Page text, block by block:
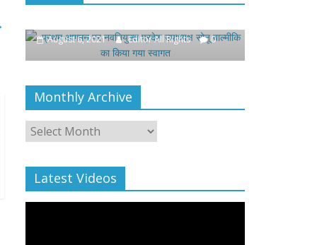
August 6, 2021 Editor All Rights 0
खिलाफ
Monthly Archive
Monthly
Archive
Latest Videos